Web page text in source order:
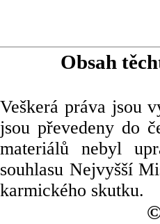
Obsah
Veškerá práva jsou
jsou převedeny do
materiálů nebyl
souhlasu Nejvyšší
karmického skutku.